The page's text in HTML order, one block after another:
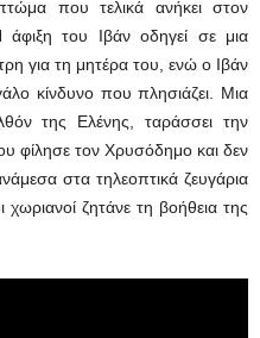
που τελικά ανήκει στον
του Ιβάν οδηγεί σε μια
για τη μητέρα του, ενώ ο Ιβάν
κίνδυνο που πλησιάζει. Μια
της Ελένης, ταράσσει την
φίλησε τον Χρυσόδημο και δεν
στα τηλεοπτικά ζευγάρια
ζητάνε τη βοήθεια της